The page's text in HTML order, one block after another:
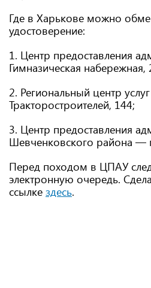
Где в Харькове можно
удостоверение:
1. Центр предоставления
Гимназическая набережная,
2. Региональный центр
Тракторостроителей, 144;
3. Центр предоставления
Шевченковского района —
Перед походом в ЦПАУ
электронную очередь.
ссылке здесь.